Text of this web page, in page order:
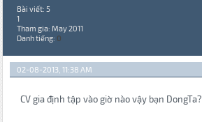
Bài viết: 5
1
Tham gia: May 2011
Danh tiếng: 0
02-08-2013, 11:38 AM
CV gia định tập vào giờ nào vậy bạn DongTa?